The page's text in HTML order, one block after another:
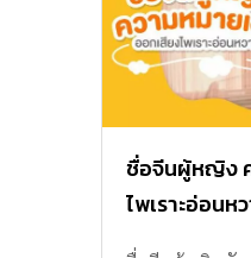
ชื่อจีนผู้หญิง
ไพเราะอ่อนห